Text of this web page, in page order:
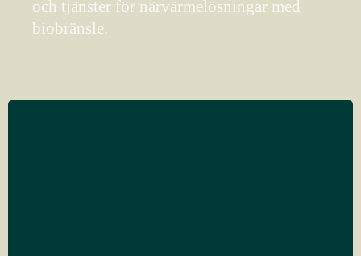
och tjänster för närvärmelösningar med
biobränsle.